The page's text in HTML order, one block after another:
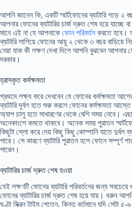
আপনি জানেন কি, একটি স্মার্টফোনের ব্যাটারি গড়ে ২
আপনার ফোনের ব্যাটারির চার্জ দ্রুত শেষ হয়ে যাচ্ছে বা
মানে এই না যে আপনাকে ফোন পরিবর্তন করতে হবে।
ব্যাটারি লাগিয়ে ফোনের আয়ু ২ থেকে ৩ বছর বাড়িয়ে
নেয়া যাক কী লক্ষণ দেখা দিলে আপনি বুঝবেন আপনার
দরকার।
হ্রাসকৃত কর্মক্ষমতা
প্রথমে লক্ষ্য করে দেখবেন যে ফোনের কর্মক্ষমতা
ব্যাটারি দূর্বল হতে শুরু করলে ফোনের কর্মক্ষমতা
অ্যাপ চালু হতে সাধারণের থেকে বেশি সময় নেবে।
অনেকাংশে কমতে থাকবে। অনেক সময় পুরাতন
কিছুটা স্লো করে দেয় কিছু কিছু কোম্পানি যাতে দুর্বল
পারে। সে কারণে ব্যাটারি পুরাতন হলে ফোনে সম্পূর্ণ
পারেন।
ব্যাটারির চার্জ দ্রুত শেষ হওয়া
যেই লক্ষণটি ফোনের ব্যাটারি পরিবর্তনের জন্য
ফোনের ব্যাটারির চার্জ দ্রুত শেষ হয়ে যায়। ধরুন
ঘণ্টা স্ক্রিন টাইম পেতেন, কিন্তু বর্তমানে যদি সেটা ৫-